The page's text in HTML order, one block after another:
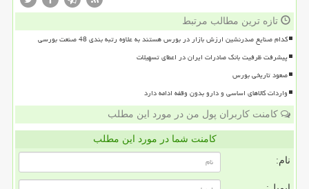
تازه ترین مطالب مرتبط
کدام صنایع صدرنشین ارزش بازار در بورس هستند به علاوه رتبه بندی 48 صنعت بورسی
پیشرفت ظرفیت بانک صادرات ایران در اعطای تسهیلات
صعود تاریخی بورس
واردات کالاهای اساسی و دارو بدون وقفه ادامه دارد
کامنت کاربران پول من در مورد این مطلب
کامنت شما در مورد این مطلب
نام: